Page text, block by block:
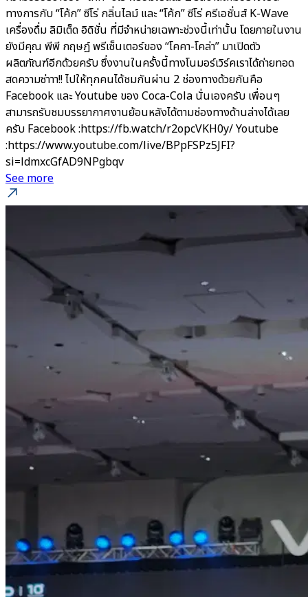
ทางการกับ “โค้ก” ซีโร่ กลิ่นไลม์ และ “โค้ก” ซีโร่ ครีเอชั่นส์ K-Wave
เครื่องดื่ม ลิมิเต็ด อิดิชั่น ที่มีจำหน่ายเฉพาะช่วงนี้เท่านั้น โดยภายในงาน
ยังมีคุณ พีพี กฤษฏ์ พรีเซ็นเตอร์ของ “โคคา-โคล่า” มาเปิดตัว
ผลิตภัณฑ์อีกด้วยครับ ซึ่งงานในครั้งนี้ทางโนมอร์เวิร์คเราได้ถ่ายทอด
สดความซ่าาา!! ไปให้ทุกคนได้ชมกันผ่าน 2 ช่องทางด้วยกันคือ
Facebook และ Youtube ของ Coca-Cola นั่นเองครับ เพื่อนๆ
สามารถรับชมบรรยากาศงานย้อนหลังได้ตามช่องทางด้านล่างได้เลย
ครับ Facebook :https://fb.watch/r2opcVKH0y/ Youtube
:https://www.youtube.com/live/BPpFSPz5JFI?
si=ldmxcGfAD9NPgbqv
See more